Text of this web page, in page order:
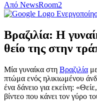
Από NewsRoom2
Βραζιλία: Η
θείο της στην
Mία γυναίκα στη Βραζιλία
πτώμα ενός ηλικιωμένου
ένα δάνειο για εκείνη:
βίντεο που κάνει τον γύρο